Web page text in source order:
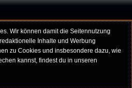
Wir können damit die Seitennutzung
Inhalte und Werbung
zu Cookies und insbesondere dazu, wie
kannst, findest du in unseren